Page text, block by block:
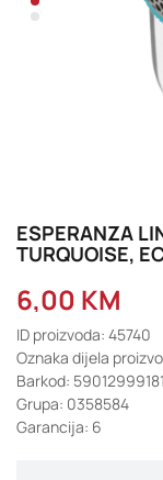
ESPERANZA
TURQUOISE,
6,00 KM
ID proizvoda: 45740
Oznaka dijela
Barkod:
Grupa: 0358584
Garancija: 6